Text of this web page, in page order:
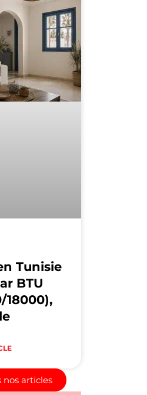
Tunisie
BTU
18000),
nos articles